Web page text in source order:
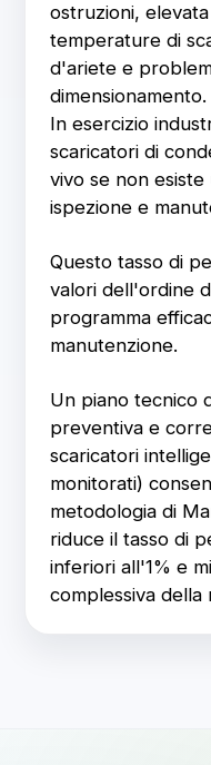
ostruzioni,
temperature di
d'ariete e
dimensionamento.
In esercizio
scaricatori di
vivo se non
ispezione e
Questo tasso di
valori dell'ordine
programma
manutenzione.
Un piano tecnico
preventiva e
scaricatori
monitorati)
metodologia di
riduce il tasso di
inferiori all'1% e
complessiva